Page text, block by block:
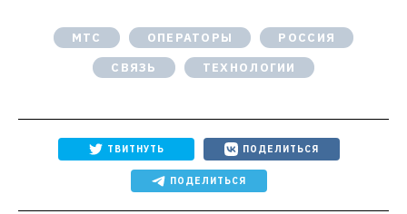
МТС ОПЕРАТОРЫ
РОССИЯ
СВЯЗЬ
ТЕХНОЛОГИИ
ТВИТНУТЬ ПОДЕЛИТЬСЯ
ПОДЕЛИТЬСЯ